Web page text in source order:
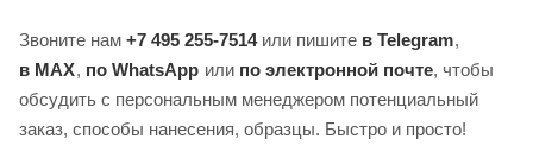
Звоните нам +7 495 255-7514или пишите в Telegram,
в MAX, по WhatsApp или по электронной почте, чтобы
обсудить с персональным менеджером потенциальный
заказ, способы нанесения, образцы. Быстро и просто!